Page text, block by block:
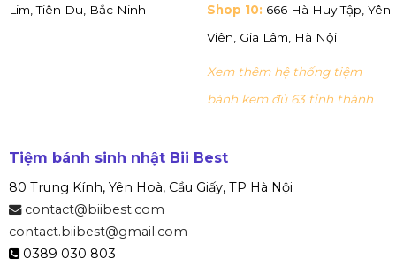
Lim, Tiên Du, Bắc Ninh
Shop 10: 666 Hà Huy Tập, Yên
Viên, Gia Lâm, Hà Nội
Xem thêm hệ thống tiệm
bánh kem đủ 63 tỉnh thành
Tiệm bánh sinh nhật Bii Best
80 Trung Kính, Yên Hoà, Cầu Giấy, TP Hà Nội
contact@biibest.com
contact.biibest@gmail.com
0389 030 803